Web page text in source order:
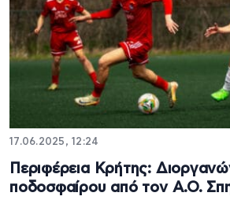
17.06.2025, 12:24
Περιφέρεια Κρήτης:
ποδοσφαίρου από τον Α.Ο.